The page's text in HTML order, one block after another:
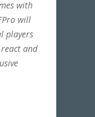
with
will
players
and